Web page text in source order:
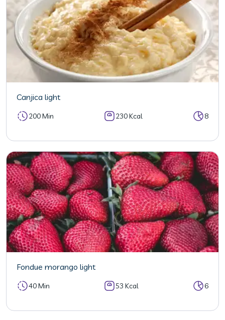
Canjica light
200 Min 230 Kcal 8
Fondue morango light
40 Min 53 Kcal 6